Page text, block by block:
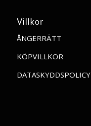
Villkor
ÅNGERRÄTT
KÖPVILLKOR
DATASKYDDSPOLICY